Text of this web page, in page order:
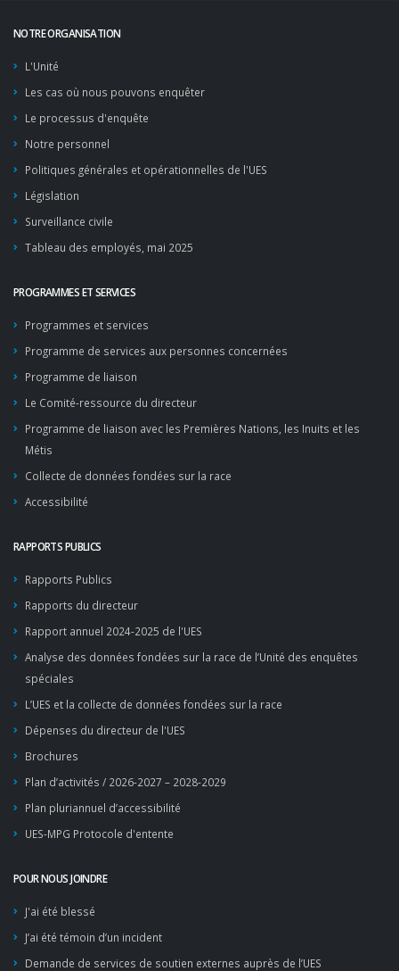
NOTRE ORGANISATION
L'Unité
Les cas où nous pouvons enquêter
Le processus d'enquête
Notre personnel
Politiques générales et opérationnelles de l'UES
Législation
Surveillance civile
Tableau des employés, mai 2025
PROGRAMMES ET SERVICES
Programmes et services
Programme de services aux personnes concernées
Programme de liaison
Le Comité-ressource du directeur
Programme de liaison avec les Premières Nations, les Inuits et les
Métis
Collecte de données fondées sur la race
Accessibilité
RAPPORTS PUBLICS
Rapports Publics
Rapports du directeur
Rapport annuel 2024-2025 de l'UES
Analyse des données fondées sur la race de l’Unité des enquêtes
spéciales
L’UES et la collecte de données fondées sur la race
Dépenses du directeur de l'UES
Brochures
Plan d’activités / 2026-2027 – 2028-2029
Plan pluriannuel d’accessibilité
UES-MPG Protocole d'entente
POUR NOUS JOINDRE
J'ai été blessé
J’ai été témoin d’un incident
Demande de services de soutien externes auprès de l’UES